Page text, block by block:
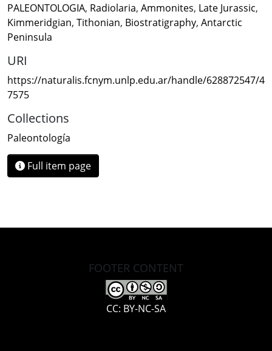
PALEONTOLOGIA, Radiolaria, Ammonites, Late Jurassic,
Kimmeridgian, Tithonian, Biostratigraphy, Antarctic
Peninsula
URI
https://naturalis.fcnym.unlp.edu.ar/handle/628872547/4
7575
Collections
Paleontología
Full item page
FOOTER CONTENT
CC: BY-NC-SA